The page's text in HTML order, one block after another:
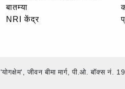
बातम्या
NRI केंद्र
'योगक्षेम', जीवन बीमा मार्ग, पी.ओ. बॉक्स